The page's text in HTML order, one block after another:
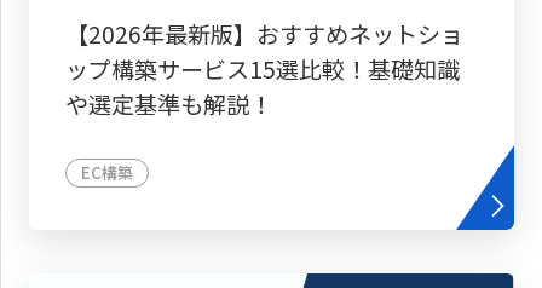
【2026年最新版】おすすめネットショ
ップ構築サービス15選比較！基礎知識
や選定基準も解説！
EC構築